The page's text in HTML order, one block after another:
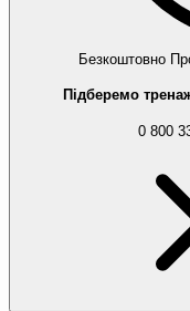
Безкоштовно
Підберемо
0 800